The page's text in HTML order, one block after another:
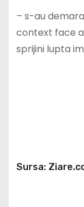
– s-au
context face
sprijini lupta
Sursa: